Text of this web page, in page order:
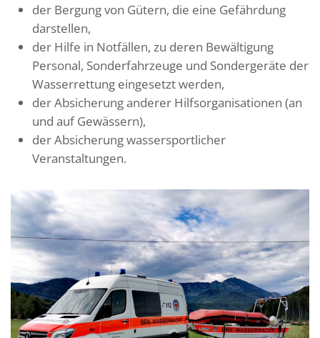
der Bergung von Gütern, die eine Gefährdung
darstellen,
der Hilfe in Notfällen, zu deren Bewältigung
Personal, Sonderfahrzeuge und Sondergeräte der
Wasserrettung eingesetzt werden,
der Absicherung anderer Hilfsorganisationen (an
und auf Gewässern),
der Absicherung wassersportlicher
Veranstaltungen.